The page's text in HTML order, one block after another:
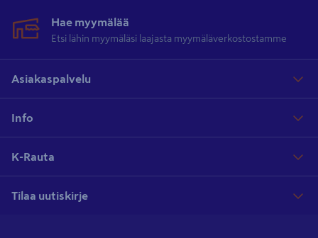
Hae myymälää
Etsi lähin myymäläsi laajasta myymäläverkostostamme
Asiakaspalvelu
Info
K-Rauta
Tilaa uutiskirje